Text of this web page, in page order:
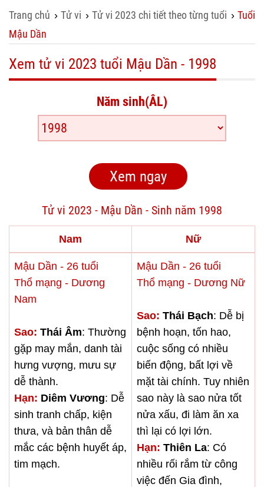
Trang chủ › Tử vi › Tử vi 2023 chi tiết theo từng tuổi › Tuổi
Mậu Dần
Xem tử vi 2023 tuổi Mậu Dần - 1998
Năm sinh(ÂL)
Tử vi 2023 - Mậu Dần - Sinh năm 1998
Nam Nữ
Mậu Dần - 26 tuổi
Thổ mạng - Dương
Nam
Sao: Thái Âm: Thường
gặp may mắn, danh tài
hưng vượng, mưu sự
dễ thành.
Hạn: Diêm Vương: Dễ
sinh tranh chấp, kiện
thưa, và bản thân dễ
mắc các bệnh huyết áp,
tim mạch.
Mậu Dần - 26 tuổi
Thổ mạng - Dương Nữ
Sao: Thái Bạch: Dễ bị
bệnh hoạn, tốn hao,
cuộc sống có nhiều
biến động, bất lợi về
mặt tài chính. Tuy nhiên
sao này là sao nửa tốt
nửa xấu, đi làm ăn xa
thì lại có lợi lớn.
Hạn: Thiên La: Có
nhiều rối rắm từ công
việc đến Gia đình,